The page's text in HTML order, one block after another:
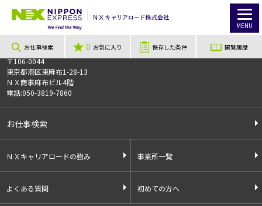
MENU
お仕事検索 0 お気に入り 保存した条件 閲覧履歴
TOP お仕事検索
このお仕事は非公開のお仕事です
お仕事番号012183
〒106-0044
東京都港区東麻布1-28-13
ＮＸ商事麻布ビル4階
電話:050-3819-7860
お仕事検索
ＮＸキャリアロードの強み 事業所一覧
よくある質問 初めての方へ